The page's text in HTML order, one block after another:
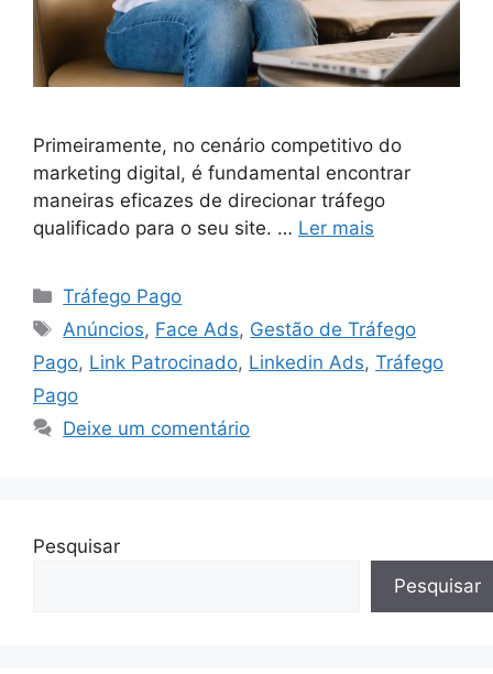
Primeiramente, no cenário competitivo do
marketing digital, é fundamental encontrar
maneiras eficazes de direcionar tráfego
qualificado para o seu site. … Ler mais
Categorias
Tráfego Pago
Tags
Anúncios, Face Ads, Gestão de Tráfego
Pago, Link Patrocinado, Linkedin Ads, Tráfego
Pago
Deixe um comentário
Pesquisar
Pesquisar